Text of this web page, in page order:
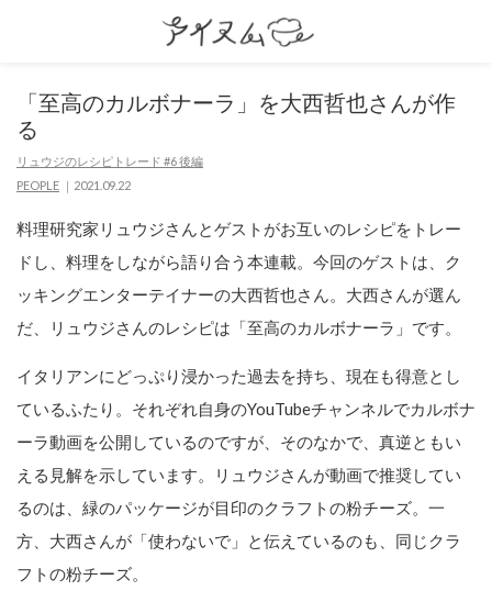
「至高のカルボナーラ」を大西哲也さんが作
る
リュウジのレシピトレード #6 後編
PEOPLE
2021.09.22
料理研究家リュウジさんとゲストがお互いのレシピをトレー
ドし、料理をしながら語り合う本連載。今回のゲストは、ク
ッキングエンターテイナーの大西哲也さん。大西さんが選ん
だ、リュウジさんのレシピは「至高のカルボナーラ」です。
イタリアンにどっぷり浸かった過去を持ち、現在も得意とし
ているふたり。それぞれ自身のYouTubeチャンネルでカルボナ
ーラ動画を公開しているのですが、そのなかで、真逆ともい
える見解を示しています。リュウジさんが動画で推奨してい
るのは、緑のパッケージが目印のクラフトの粉チーズ。一
方、大西さんが「使わないで」と伝えているのも、同じクラ
フトの粉チーズ。